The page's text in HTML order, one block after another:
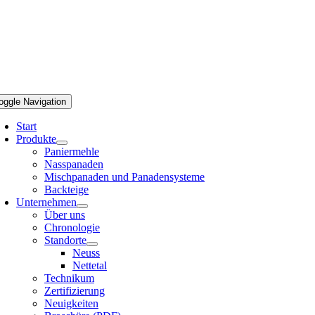
Navigation
Start
Produkte
Paniermehle
Nasspanaden
Mischpanaden und Panadensysteme
Backteige
Unternehmen
Über uns
Chronologie
Standorte
Neuss
Nettetal
Technikum
Zertifizierung
Neuigkeiten